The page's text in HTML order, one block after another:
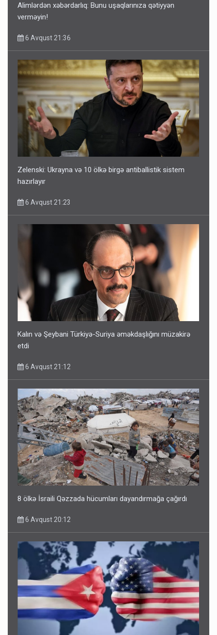
Alimlərdən xəbərdarlıq: Bunu uşaqlarınıza qətiyyən
verməyin!
6 Avqust 21:36
Zelenski: Ukrayna və 10 ölkə birgə antiballistik sistem
hazırlayır
6 Avqust 21:23
Kalın və Şeybani Türkiyə-Suriya əməkdaşlığını müzakirə
etdi
6 Avqust 21:12
8 ölkə İsraili Qəzzada hücumları dayandırmağa çağırdı
6 Avqust 20:12